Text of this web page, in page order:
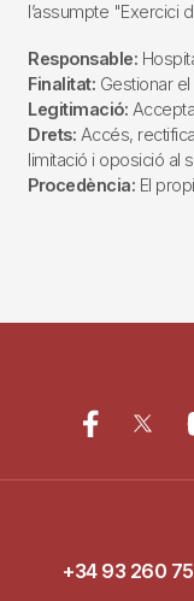
l’assumpte "Exercici
Responsable:
Finalitat: Gestionar
Legitimació:
Drets: Accés,
limitació i oposició al
Procedència: El
+34 93 260